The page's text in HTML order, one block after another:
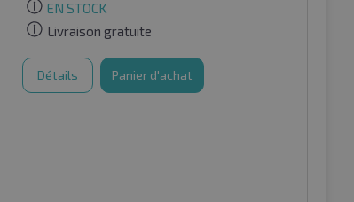
EN STOCK
Livraison gratuite
Détails Panier d'achat